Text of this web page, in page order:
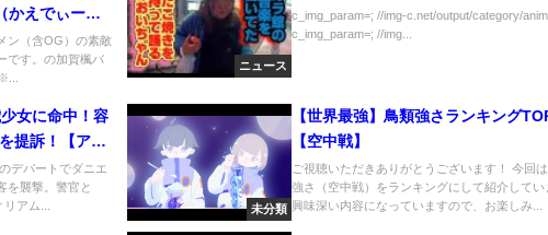
かえでぃー
ン（含OG）の素敵
です。の加賀楓バ
ニュース
c_img_param=; //img-c.net/output/category/
c_img_param=; //img...
女に命中！容
提訴！【アメ
デパートでダニエ
を襲撃。警官と
アム...
未分類
【世界最強】鳥類強さランキング
【空中戦】
ご視聴いただきありがとうございます！ 今回
強さ（空中戦）をランキングにして紹介してい
興味深い内容になっていますので、お楽しみ...